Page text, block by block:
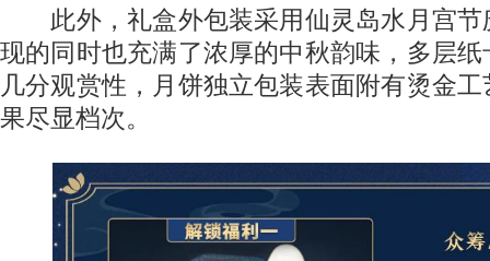
此外，礼盒外包装采用仙灵岛水月宫节
现的同时也充满了浓厚的中秋韵味，多层
几分观赏性，月饼独立包装表面附有烫金
果尽显档次。